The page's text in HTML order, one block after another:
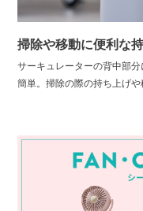
掃除や移動に便利な
サーキュレーターの背中部
簡単。掃除の際の持ち上げや